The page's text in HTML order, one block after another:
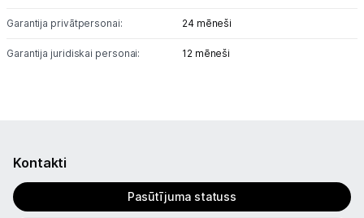
Kontakti
Garantija privātpersonai: 24 mēneši
Garantija juridiskai personai: 12 mēneši
Kontakti
Pasūtījuma statuss